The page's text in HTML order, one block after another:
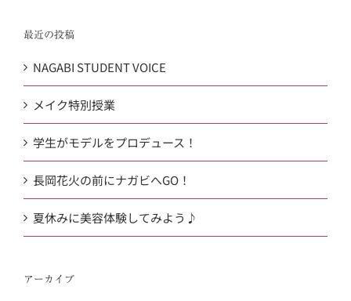
最近の投稿
NAGABI STUDENT VOICE
メイク特別授業
学生がモデルをプロデュース！
長岡花火の前にナガビへGO！
夏休みに美容体験してみよう♪
アーカイブ